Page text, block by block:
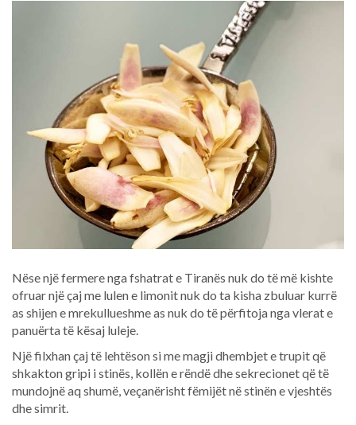
Nëse një fermere nga fshatrat e Tiranës nuk do të më kishte
ofruar një çaj me lulen e limonit nuk do ta kisha zbuluar kurrë
as shijen e mrekullueshme as nuk do të përfitoja nga vlerat e
panuërta të kësaj luleje.
Një filxhan çaj të lehtëson si me magji dhembjet e trupit që
shkakton gripi i stinës, kollën e rëndë dhe sekrecionet që të
mundojnë aq shumë, veçanërisht fëmijët në stinën e vjeshtës
dhe simrit.